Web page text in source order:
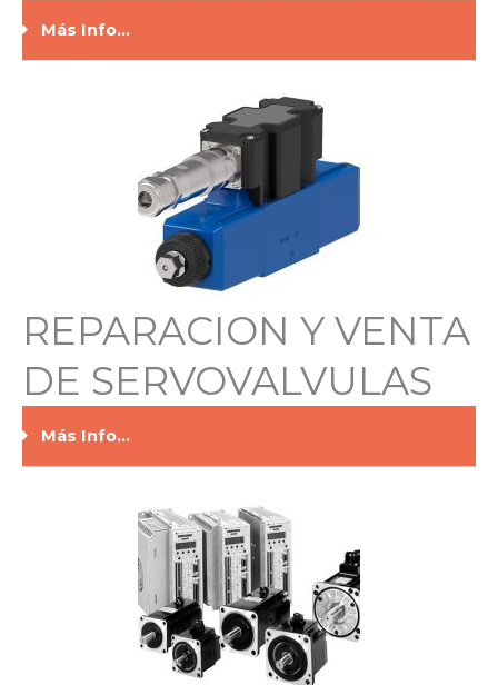
Más Info...
REPARACION Y VENTA
DE SERVOVALVULAS
Más Info...